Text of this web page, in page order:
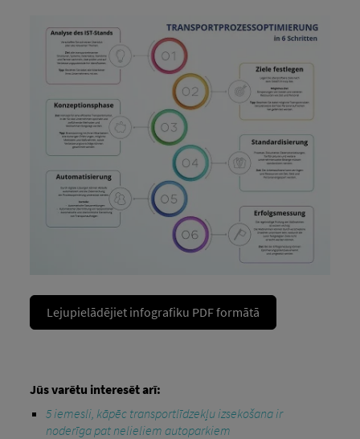
Lejupielādējiet infografiku PDF formātā
Jūs varētu interesēt arī:
5 iemesli, kāpēc transportlīdzekļu izsekošana ir
noderīga pat nelieliem autoparkiem